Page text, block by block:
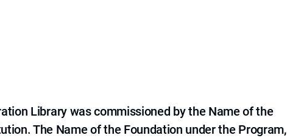
Library was commissioned by the Name of the
The Name of the Foundation under the Program,